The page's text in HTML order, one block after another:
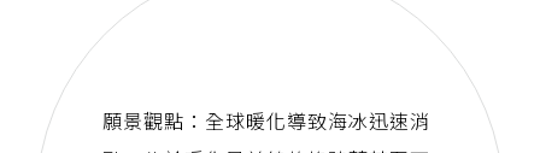
願景觀點：全球暖化導致海冰迅速消